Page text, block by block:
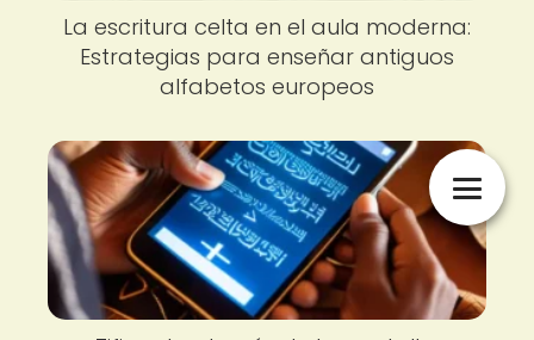
La escritura celta en el aula moderna:
Estrategias para enseñar antiguos
alfabetos europeos